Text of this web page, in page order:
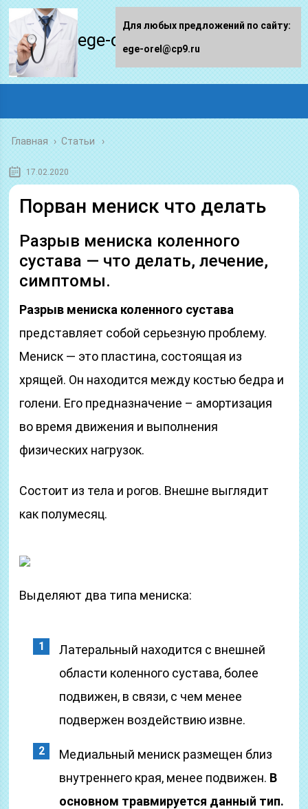
ege-orel.ru
Главная › Статьи
17.02.2020
Порван мениск что делать
Разрыв мениска коленного
сустава — что делать, лечение,
симптомы.
Разрыв мениска коленного сустава
представляет собой серьезную проблему.
Мениск — это пластина, состоящая из
хрящей. Он находится между костью бедра и
голени. Его предназначение – амортизация
во время движения и выполнения
физических нагрузок.
Состоит из тела и рогов. Внешне выглядит
как полумесяц.
Выделяют два типа мениска:
Латеральный находится с внешней
области коленного сустава, более
подвижен, в связи, с чем менее
подвержен воздействию извне.
Медиальный мениск размещен близ
внутреннего края, менее подвижен. В
основном травмируется данный тип.
Для любых предложений по сайту:
ege-orel@cp9.ru